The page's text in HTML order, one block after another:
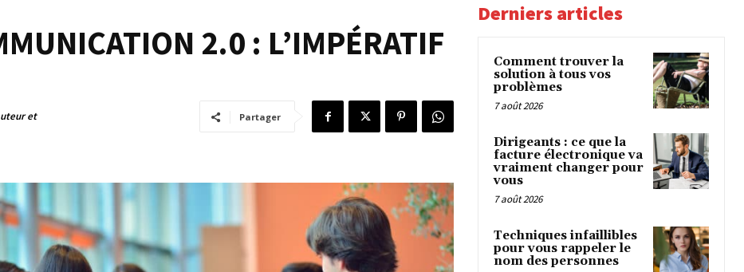
2.0 : L’IMPÉRATIF
et
Partager
Derniers articles
Comment trouver la
solution à tous vos
problèmes
7 août 2026
Dirigeants : ce que la
facture électronique va
vraiment changer pour
vous
7 août 2026
Techniques infaillibles
pour vous rappeler le
nom des personnes